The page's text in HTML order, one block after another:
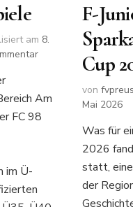
am 8.
zu
Meisterschafts
Am
FC 98
im Ü-
F-
Cup
von
Mai 2026
Was für
2026
statt,
der